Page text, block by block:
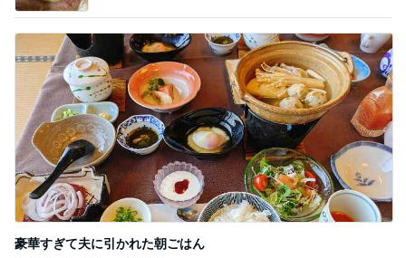
豪華すぎて夫に引かれた朝ごはん